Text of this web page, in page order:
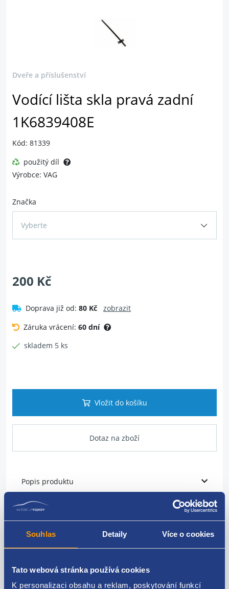
Souhlas Detaily Více o cookies
Tato webová stránka používá cookies
K personalizaci obsahu a reklam, poskytování funkcí
Dveře a příslušenství
Vodící lišta skla pravá zadní
1K6839408E
Kód: 81339
použitý díl
Výrobce: VAG
Značka
Vyberte
200 Kč
Doprava již od: 80 Kč
zobrazit
Záruka vrácení: 60 dní
skladem 5 ks
Vložit do košíku
Dotaz na zboží
Popis produktu
vodící lišta skla
strana: pravá
VAG originál: 1K6839408E 1K6839408C